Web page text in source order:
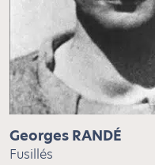
Georges RANDÉ
Fusillés